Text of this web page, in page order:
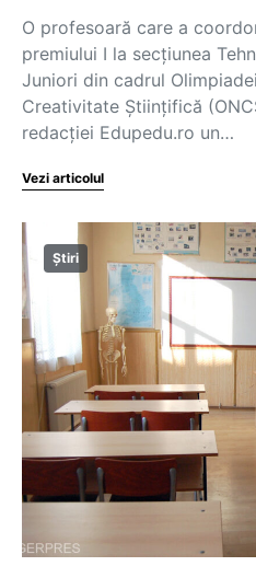
O profesoară care a
premiului I la secțiunea
Juniori din cadrul
Creativitate Științifică
redacției Edupedu.ro un…
Vezi articolul
Știri